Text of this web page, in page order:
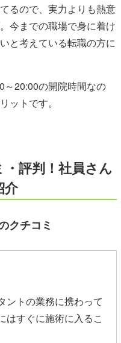
るので、実力よりも熱意
今までの職場で身に着け
と考えている転職の方に
～20:00の開院時間なの
ットです。
評判！社員さん
介
クチコミ
ントの業務に携わって
はすぐに施術に入るこ